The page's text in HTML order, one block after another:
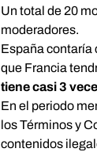
Un total de 20
moderadores.
España contaría
que Francia
tiene casi 3
En el periodo
los Términos y
contenidos